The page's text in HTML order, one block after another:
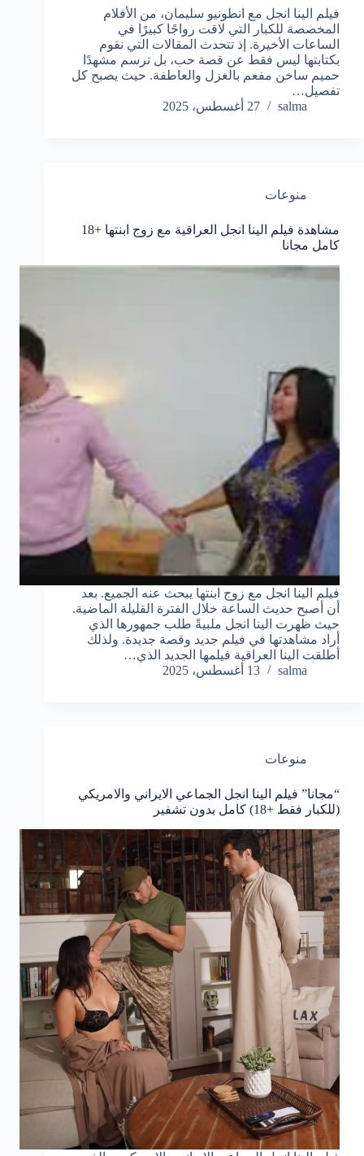
فيلم الينا انجل مع انطونيو سليمان، من الأفلام
المخصصة للكبار التي لاقت رواجًا كبيرًا في
الساعات الأخيرة. إذ تتحدث المقالات التي نقوم
بكتابتها ليس فقط عن قصة حب، بل ترسم مشهدًا
حميم ساخن مفعم بالغزل والعاطفة. حيث يصبح كل
تفصيل…
salma
27 أغسطس، 2025
منوعات
مشاهدة فيلم الينا انجل العراقية مع زوج ابنتها +18
كامل مجانا
فيلم الينا انجل مع زوج ابنتها يبحث عنه الجميع. بعد
أن أصبح حديث الساعة خلال الفترة القليلة الماضية.
حيث ظهرت الينا انجل ملبيةً طلب جمهورها الذي
أراد مشاهدتها في فيلم جديد وقصة جديدة. ولذلك
أطلقت الينا العراقية فيلمها الجديد الذي…
salma
13 أغسطس، 2025
منوعات
“مجانا” فيلم الينا انجل الجماعي الايراني والامريكي
(للكبار فقط +18) كامل بدون تشفير